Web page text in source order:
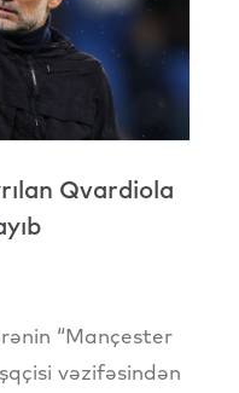
Qvardiola
“Mançester
vəzifəsindən